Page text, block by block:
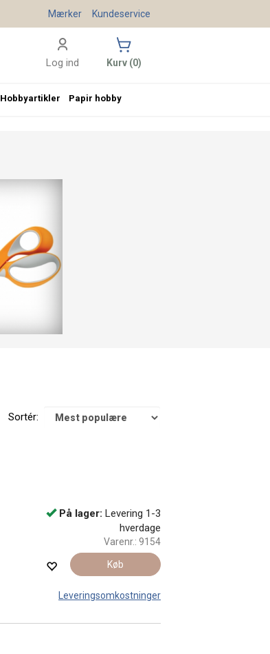
Sortér:
På lager: Levering 1-3
hverdage
Varenr.: 9154
Køb
Leveringsomkostninger
Kundeservice
Mærker
Log ind Kurv (0)
Hobbyartikler Papir hobby